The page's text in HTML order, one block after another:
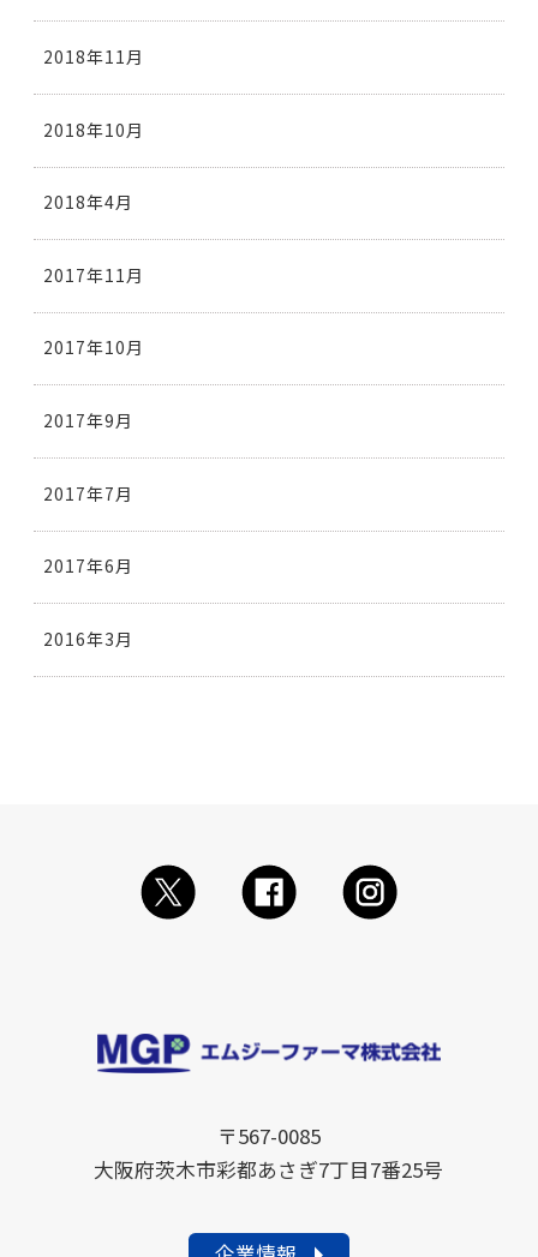
2018年11月
2018年10月
2018年4月
2017年11月
2017年10月
2017年9月
2017年7月
2017年6月
2016年3月
〒567-0085
大阪府茨木市彩都あさぎ7丁目7番25号